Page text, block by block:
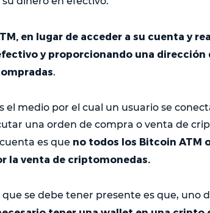
en lugar de acceder a su cuenta y
y proporcionando una dirección
.
el medio por el cual un usuario se
una orden de compra o venta de
es que no todos los Bitcoin ATM
la venta de criptomonedas.
se debe tener presente es que, uno